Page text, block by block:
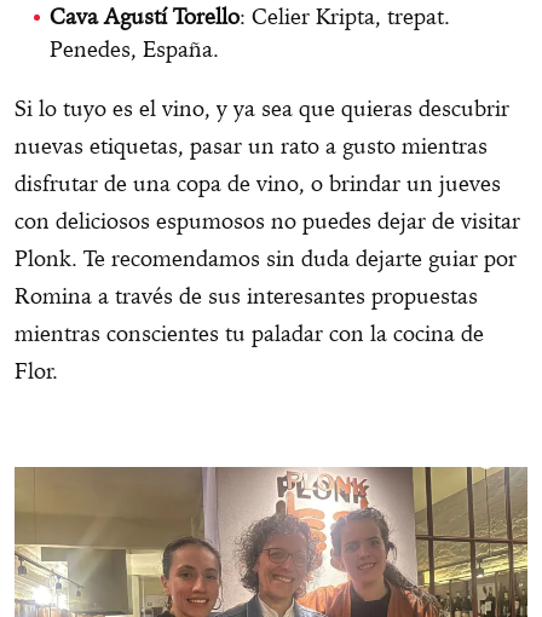
Cava Agustí Torello: Celier Kripta, trepat.
Penedes, España.
Si lo tuyo es el vino, y ya sea que quieras descubrir
nuevas etiquetas, pasar un rato a gusto mientras
disfrutar de una copa de vino, o brindar un jueves
con deliciosos espumosos no puedes dejar de visitar
Plonk. Te recomendamos sin duda dejarte guiar por
Romina a través de sus interesantes propuestas
mientras conscientes tu paladar con la cocina de
Flor.